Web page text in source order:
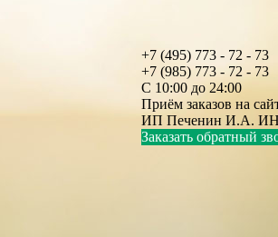
+7 (495) 773 - 72 - 73
+7 (985) 773 - 72 - 73
С 10:00 до 24:00
Приём заказов на
ИП Печенин И.А.
Заказать обратный